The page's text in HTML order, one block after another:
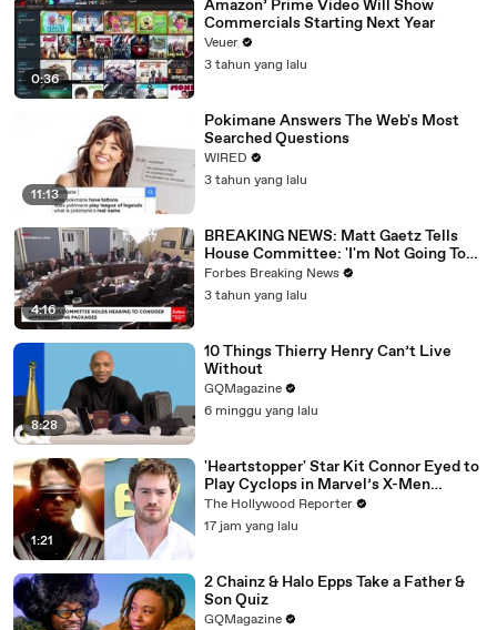
0:36
Amazon’ Prime Video Will Show
Commercials Starting Next Year
Veuer
3 tahun yang lalu
11:13
Pokimane Answers The Web's Most
Searched Questions
WIRED
3 tahun yang lalu
4:16
BREAKING NEWS: Matt Gaetz Tells
House Committee: 'I'm Not Going To
Vote For A Continuing Resolution'
Forbes Breaking News
3 tahun yang lalu
8:28
10 Things Thierry Henry Can’t Live
Without
GQMagazine
6 minggu yang lalu
1:21
'Heartstopper' Star Kit Connor Eyed to
Play Cyclops in Marvel’s X-Men
Reboot | THR News Video
The Hollywood Reporter
17 jam yang lalu
2 Chainz & Halo Epps Take a Father &
Son Quiz
GQMagazine